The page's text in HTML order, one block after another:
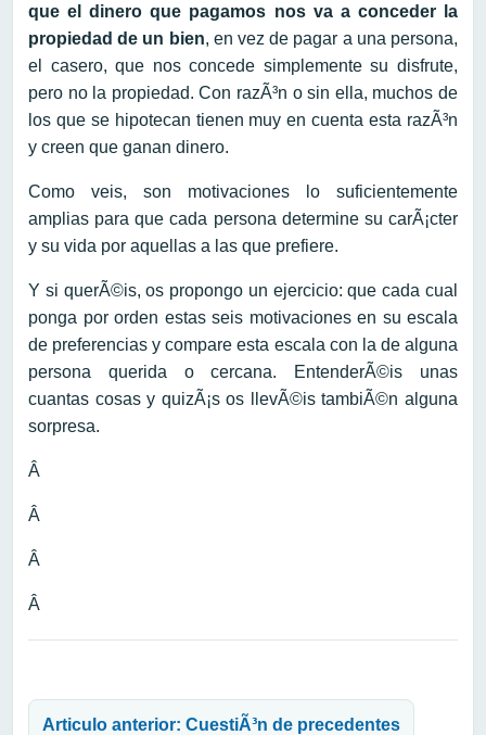
que el dinero que pagamos nos va a conceder la
propiedad de un bien, en vez de pagar a una persona,
el casero, que nos concede simplemente su disfrute,
pero no la propiedad. Con razÃ³n o sin ella, muchos de
los que se hipotecan tienen muy en cuenta esta razÃ³n
y creen que ganan dinero.
Como veis, son motivaciones lo suficientemente
amplias para que cada persona determine su carÃ¡cter
y su vida por aquellas a las que prefiere.
Y si querÃ©is, os propongo un ejercicio: que cada cual
ponga por orden estas seis motivaciones en su escala
de preferencias y compare esta escala con la de alguna
persona querida o cercana. EntenderÃ©is unas
cuantas cosas y quizÃ¡s os llevÃ©is tambiÃ©n alguna
sorpresa.
Â
Â
Â
Â
Articulo anterior: CuestiÃ³n de precedentes